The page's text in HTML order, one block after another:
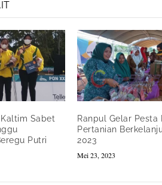
Sabet
Putri
Ranpul Gelar Pesta
Pertanian
2023
Mei 23, 2023